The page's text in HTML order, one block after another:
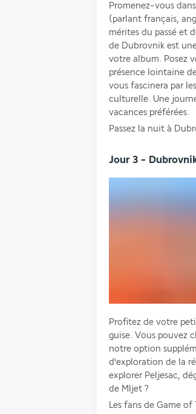
Promenez-vous
(parlant français,
mérites du passé et
de Dubrovnik est
votre album. Posez
présence lointaine
vous fascinera par
culturelle. Une
vacances préférées.
Passez la nuit à
Jour 3 -
Profitez de votre
guise. Vous pouvez
notre option
d'exploration de la
explorer Peljesac,
de Mljet ?
Les fans de Game